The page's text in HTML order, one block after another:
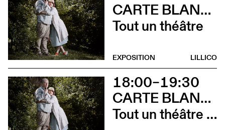
CARTE BLANCHE À ALBERTINE & GERMANO ZULLO
Tout un théâtre
LILLICO
EXPOSITION
18:00–19:30
CARTE BLANCHE À ALBERTINE & GERMANO ZULLO
Tout un théâtre (Rencontre avec Albertine et Germano Zullo et soirée films d’animation. Tout public dès 10 ans)